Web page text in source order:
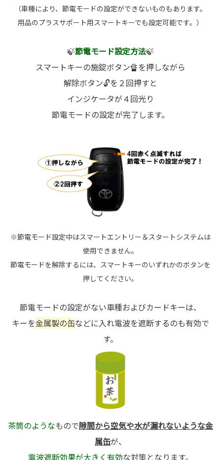
（車種により、節電モードの設定ができないものもあります。
用品のプラスサポート用スマートキーでも設定可能です。）
🍃節電モード設定方法🍃
スマートキーの施錠ボタン🔏を押しながら
解除ボタン🔓を２回押すと
インジケータが４回光り
節電モードの設定が完了します。
※節電モード設定中はスマートエントリー＆スタートシステムは
使用できません。
節電モードを解除するには、スマートキーのいずれかのボタンを
押してください。
節電モードの設定がない車種およびカードキーは、
キーを金属製の缶などに入れ電波を遮断するのも有効で
す。
茶筒のようなもので隙間から空気や水が漏れないような金
属缶が、
電波遮断効果が大きく有効な対策となります。